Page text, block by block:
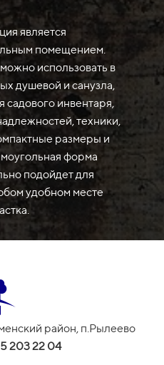
является
помещением.
использовать в
душевой и санузла,
садового инвентаря,
техники,
размеры и
форма
подойдет для
удобном месте
район, п.Рылеево
203 22 04